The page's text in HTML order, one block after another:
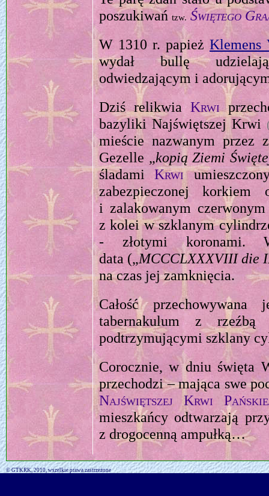
poszukiwań tzw. Świętego
W 1310 r. papież Klemens
wydał bullę
odwiedzającym i
Dziś relikwiaKrwi
bazyliki Najświętszej Krwi
mieście nazwanym przez
Gezelle „kopią Ziemi
śladamiKrwi
zabezpieczonej korkiem
i zalakowanym
z kolei w szklanym
- złotymi koronami.
data („MCCCLXXXVIII die
na czas jej zamknięcia.
Całość przechowywana
tabernakulum z
podtrzymującymi szklany
Corocznie, w dniu święta
przechodzi – mająca swe
Najświętszej Krwi
mieszkańcy odtwarzają
z drogocenną ampułką…
© GTKRK, 2010, wszelkie prawa zastrzeżone